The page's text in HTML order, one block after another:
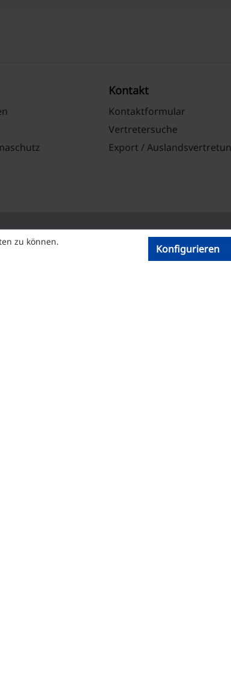
Kontakt
Kontaktformular
Vertretersuche
Export /
zu können.
Konfigurieren